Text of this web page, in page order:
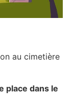
au cimetière
place dans le